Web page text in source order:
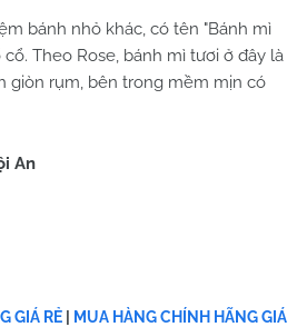
bánh nhỏ khác, có tên "Bánh mì
Theo Rose, bánh mì tươi ở đây là
giòn rụm, bên trong mềm mịn có
An
GIÁ RẺ
MUA HÀNG CHÍNH HÃNG GIÁ